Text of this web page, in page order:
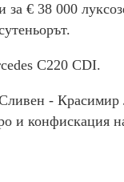
за € 38 000
C220 CDI.
-
и конфискация